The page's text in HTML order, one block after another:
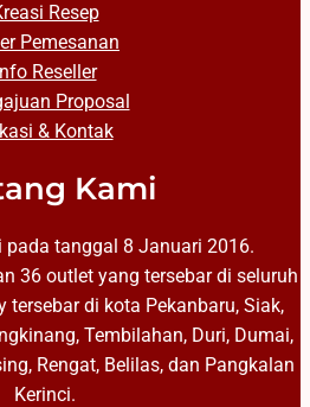
Resep
Pemesanan
Reseller
Proposal
& Kontak
Kami
pada tanggal 8 Januari 2016.
36 outlet yang tersebar di seluruh
tersebar di kota Pekanbaru, Siak,
Tembilahan, Duri, Dumai,
Rengat, Belilas, dan Pangkalan
Kerinci.